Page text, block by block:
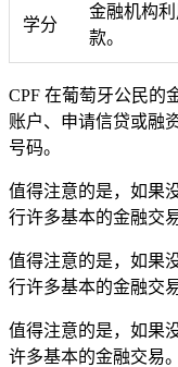
学分
金融机构
款。
CPF 在葡萄牙公民的
账户、申请信贷或融
号码。
值得注意的是，如果
行许多基本的金融交易
值得注意的是，如果
行许多基本的金融交易
值得注意的是，如果
许多基本的金融交易。